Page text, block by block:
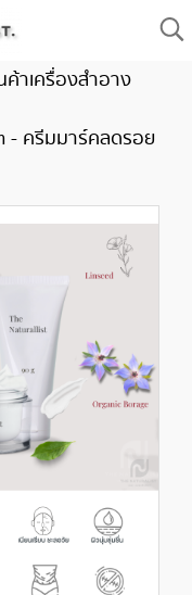
ค้าเครื่องสำอาง
- ครีมมาร์คลดรอย